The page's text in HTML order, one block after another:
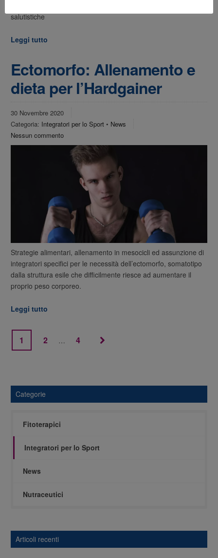
salutistiche
Leggi tutto
Ectomorfo: Allenamento e
dieta per l’Hardgainer
30 Novembre 2020
Categoria: Integratori per lo Sport • News
Nessun commento
Strategie alimentari, allenamento in mesocicli ed assunzione di
integratori specifici per le necessità dell’ectomorfo, somatotipo
dalla struttura esile che difficilmente riesce ad aumentare il
proprio peso corporeo.
Leggi tutto
1 2 … 4
Categorie
Fitoterapici
Integratori per lo Sport
News
Nutraceutici
Articoli recenti